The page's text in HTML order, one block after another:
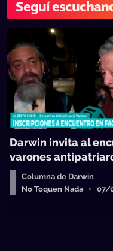
Seguí
Darwin invita al
varones
Columna de Darwin
No Toquen Nada •